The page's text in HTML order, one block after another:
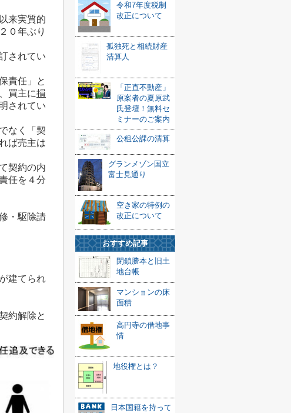
来実質的
０年ぶり
されてい
責任」と
買主に損
されてい
なく「契
ば売主は
契約の内
任を４分
・駆除請
建てられ
約解除と
令和7年度税制
改正について
孤独死と相続財産
清算人
「正直不動産」
原案者の夏原武
氏登壇！無料セ
ミナーのご案内
公租公課の清算
グランメゾン国立
富士見通り
空き家の特例の
改正について
おすすめ記事
閉鎖謄本と旧土
地台帳
マンションの床
面積
高円寺の借地事
情
地役権とは？
日本国籍を持って